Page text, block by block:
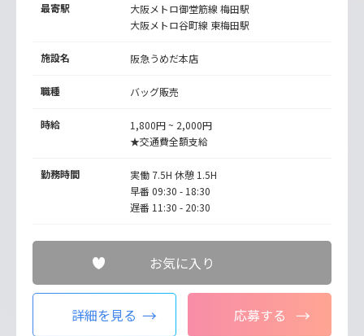
最寄駅 大阪メトロ御堂筋線梅田駅
大阪メトロ谷町線 東梅田駅
施設名 阪急うめだ本店
職種 バッグ販売
時給
1,800円 ~ 2,000円
★交通費全額支給
勤務時間
実働 7.5H 休憩 1.5H
早番 09:30 - 18:30
遅番 11:30 - 20:30
お気に入り
詳細を見る 応募する